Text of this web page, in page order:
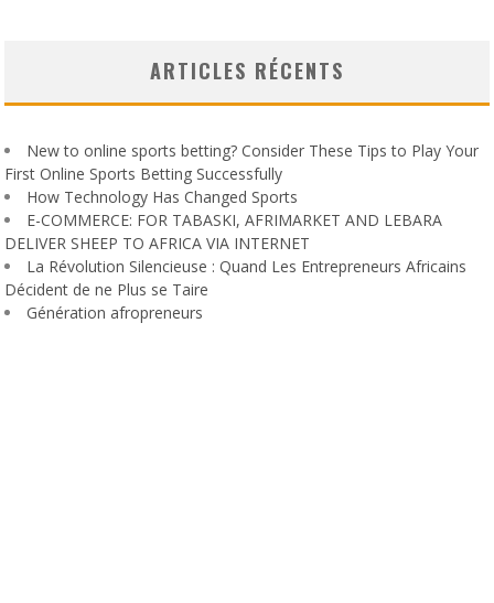
ARTICLES RÉCENTS
New to online sports betting? Consider These Tips to Play Your
First Online Sports Betting Successfully
How Technology Has Changed Sports
E-COMMERCE: FOR TABASKI, AFRIMARKET AND LEBARA
DELIVER SHEEP TO AFRICA VIA INTERNET
La Révolution Silencieuse : Quand Les Entrepreneurs Africains
Décident de ne Plus se Taire
Génération afropreneurs